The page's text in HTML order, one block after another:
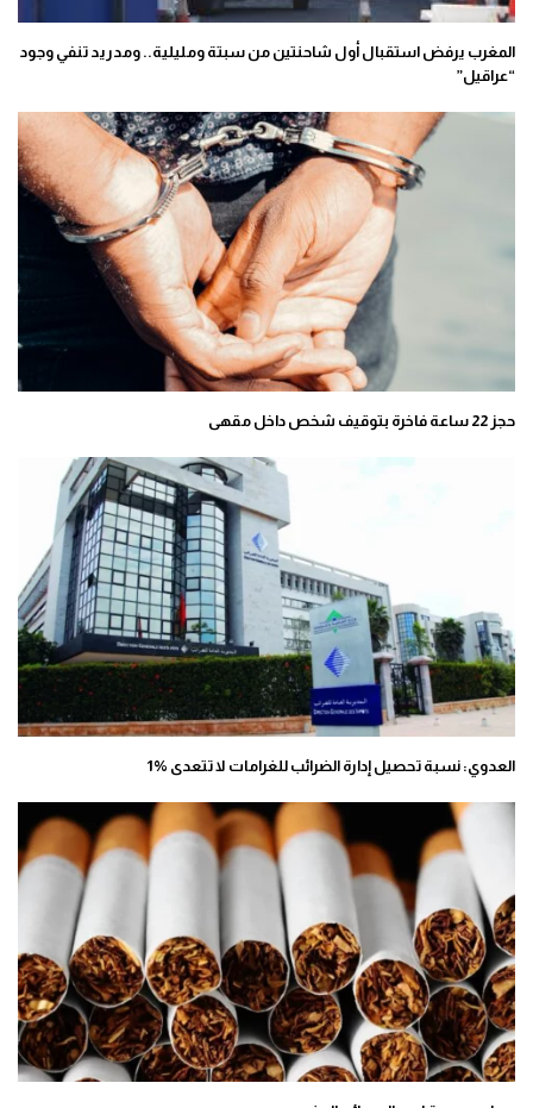
المغرب يرفض استقبال أول شاحنتين من سبتة ومليلية.. ومدريد تنفي وجود
“عراقيل”
حجز 22 ساعة فاخرة بتوقيف شخص داخل مقهى
العدوي: نسبة تحصيل إدارة الضرائب للغرامات لا تتعدى %1